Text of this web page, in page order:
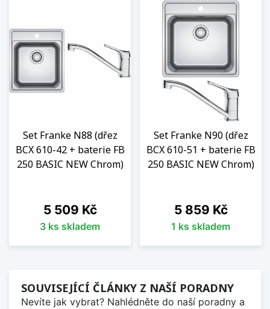
Set Franke N88 (dřez
BCX 610-42 + baterie FB
250 BASIC NEW Chrom)
Cena
5 509 Kč
3 ks skladem
Set Franke N90 (dřez
BCX 610-51 + baterie FB
250 BASIC NEW Chrom)
Cena
5 859 Kč
1 ks skladem
SOUVISEJÍCÍ ČLÁNKY Z NAŠÍ PORADNY
Nevíte jak vybrat? Nahlédněte do naší poradny a